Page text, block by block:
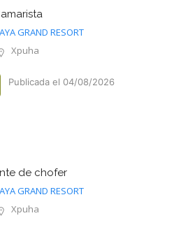
GRAND RESORT
Xpuha
Publicada el 04/08/2026
de chofer
GRAND RESORT
Xpuha